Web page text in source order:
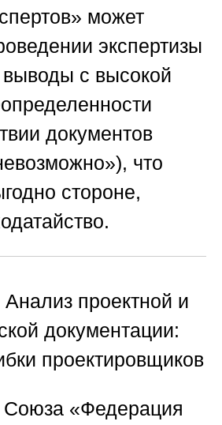
может
экспертизы
с высокой
документов
что
стороне,
проектной и
документации:
проектировщиков
Союза «Федерация